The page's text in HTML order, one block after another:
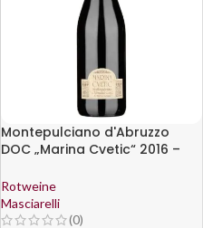
Montepulciano d'Abruzzo
DOC „Marina Cvetic“ 2016 –
Rotweine
Masciarelli
(0)